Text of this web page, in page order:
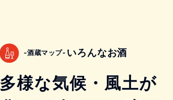
-酒蔵マップ- いろんなお酒
多様な気候・風土が